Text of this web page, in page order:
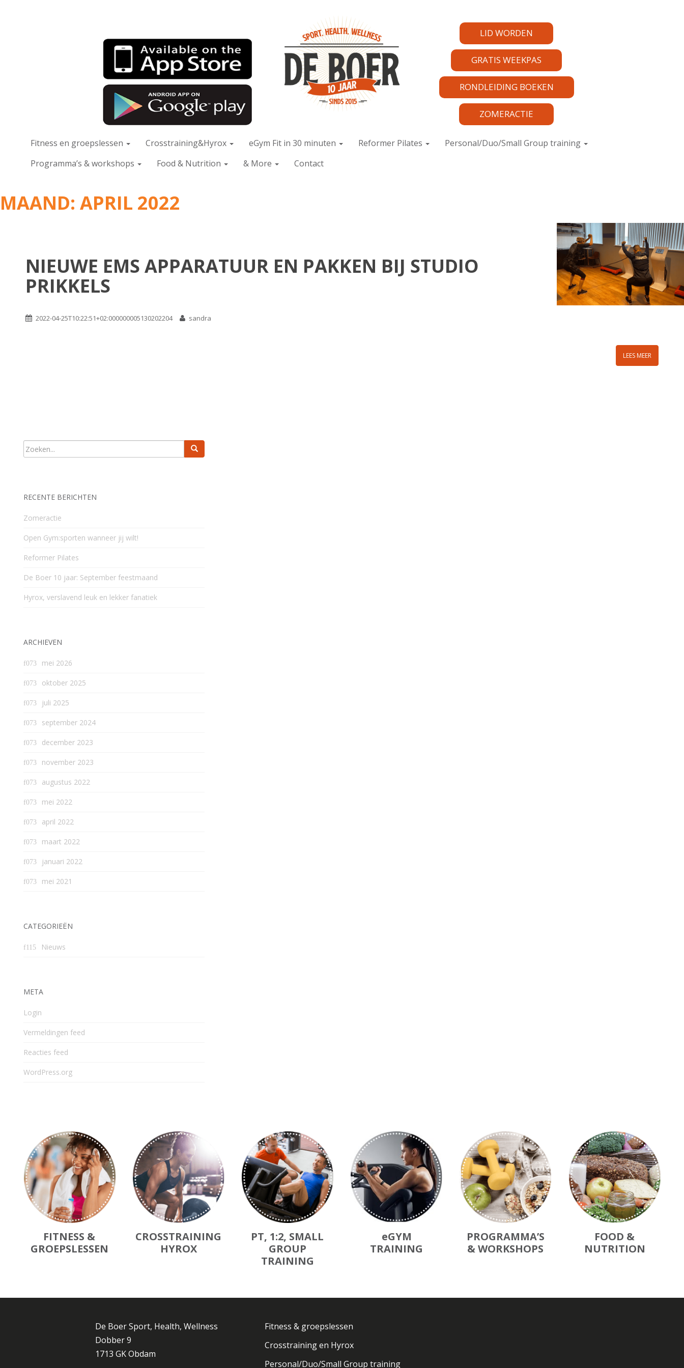
LID WORDEN
GRATIS WEEKPAS
RONDLEIDING BOEKEN
ZOMERACTIE
Fitness en groepslessen Crosstraining&Hyrox eGym Fit in 30 minuten Reformer Pilates
Personal/Duo/Small Group training
Programma’s & workshops
Food & Nutrition & More Contact
MAAND: APRIL 2022
NIEUWE EMS APPARATUUR EN PAKKEN BIJ STUDIO
PRIKKELS
2022-04-25T10:22:51+02:000000005130202204 sandra
LEES MEER
RECENTE BERICHTEN
Zomeractie
Open Gym:sporten wanneer jij wilt!
Reformer Pilates
De Boer 10 jaar: September feestmaand
Hyrox, verslavend leuk en lekker fanatiek
ARCHIEVEN
mei 2026
oktober 2025
juli 2025
september 2024
december 2023
november 2023
augustus 2022
mei 2022
april 2022
maart 2022
januari 2022
mei 2021
CATEGORIEËN
Nieuws
META
Login
Vermeldingen feed
Reacties feed
WordPress.org
FITNESS &
GROEPSLESSEN
CROSSTRAINING
HYROX
PT, 1:2, SMALL
GROUP
TRAINING
eGYM
TRAINING
PROGRAMMA’S
& WORKSHOPS
FOOD &
NUTRITION
De Boer Sport, Health, Wellness
Dobber 9
1713 GK Obdam
Fitness & groepslessen
Crosstraining en Hyrox
Personal/Duo/Small Group training